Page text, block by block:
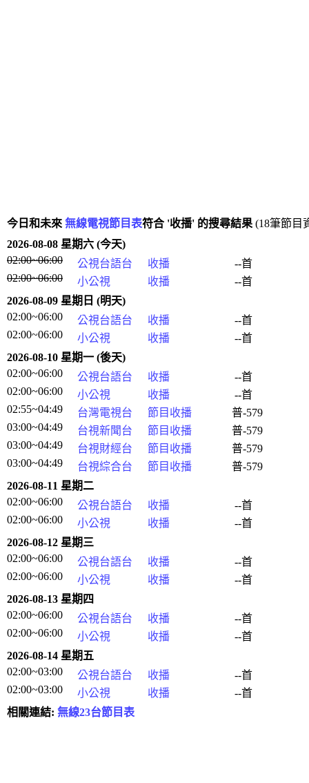
今日和未來 無線電視節目表符合 '收播' 的搜尋結果 (18筆節目
2026-08-08 星期六 (今天)
02:00~06:00
公視台語台 收播
--首
02:00~06:00
小公視 收播
--首
2026-08-09 星期日 (明天)
02:00~06:00
公視台語台 收播
--首
02:00~06:00
小公視 收播
--首
2026-08-10 星期一 (後天)
02:00~06:00
公視台語台 收播
--首
02:00~06:00
小公視 收播
--首
02:55~04:49
台灣電視台 節目收播
普-579
03:00~04:49
台視新聞台 節目收播
普-579
03:00~04:49
台視財經台 節目收播
普-579
03:00~04:49
台視綜合台 節目收播
普-579
2026-08-11 星期二
02:00~06:00
公視台語台 收播
--首
02:00~06:00
小公視 收播
--首
2026-08-12 星期三
02:00~06:00
公視台語台 收播
--首
02:00~06:00
小公視 收播
--首
2026-08-13 星期四
02:00~06:00
公視台語台 收播
--首
02:00~06:00
小公視 收播
--首
2026-08-14 星期五
02:00~03:00
公視台語台 收播
--首
02:00~03:00
小公視 收播
--首
相關連結: 無線23台節目表